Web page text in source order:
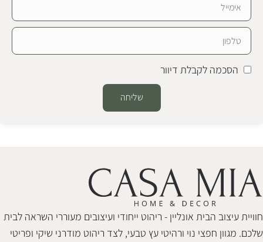
הסכמה לקבלת דיוור
שליחה
חוויית עיצוב הבית אונליין - ריהוט ייחודי ועיצובים מעוררי השראה לבית
שלכם. מגוון חפצי נוי ורהיטי עץ טבעי, לצד ריהוט מודרני שיקי ופריטי